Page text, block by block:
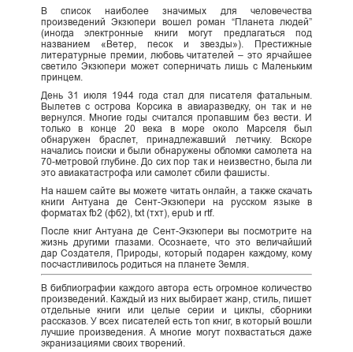
В список наиболее значимых для человечества
произведений Экзюпери вошел роман “Планета людей”
(иногда электронные книги могут предлагаться под
названием «Ветер, песок и звезды»). Престижные
литературные премии, любовь читателей – это ярчайшее
светило Экзюпери может соперничать лишь с Маленьким
принцем.
День 31 июля 1944 года стал для писателя фатальным.
Вылетев с острова Корсика в авиаразведку, он так и не
вернулся. Многие годы считался пропавшим без вести. И
только в конце 20 века в море около Марселя был
обнаружен браслет, принадлежавший летчику. Вскоре
начались поиски и были обнаружены обломки самолета на
70-метровой глубине. До сих пор так и неизвестно, была ли
это авиакатастрофа или самолет сбили фашисты.
На нашем сайте вы можете читать онлайн, а также скачать
книги Антуана де Сент-Экзюпери на русском языке в
форматах fb2 (фб2), txt (тхт), epub и rtf.
После книг Антуана де Сент-Экзюпери вы посмотрите на
жизнь другими глазами. Осознаете, что это величайший
дар Создателя, Природы, который подарен каждому, кому
посчастливилось родиться на планете Земля.
В библиографии каждого автора есть огромное количество
произведений. Каждый из них выбирает жанр, стиль, пишет
отдельные книги или целые серии и циклы, сборники
рассказов. У всех писателей есть топ книг, в который вошли
лучшие произведения. А многие могут похвастаться даже
экранизациями своих творений.